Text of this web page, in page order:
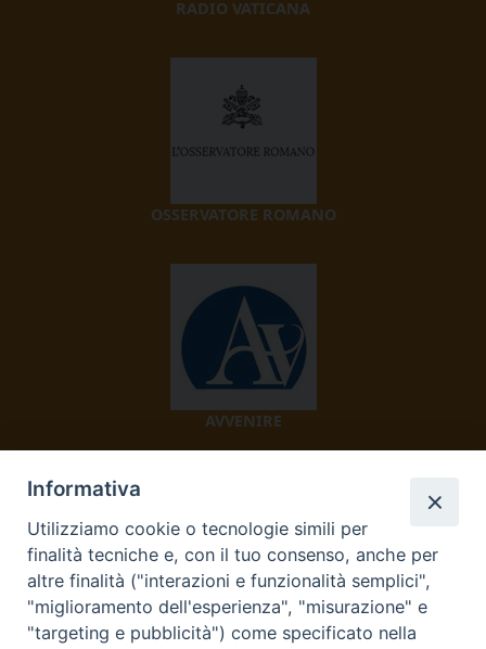
RADIO VATICANA
OSSERVATORE ROMANO
AVVENIRE
TV 2000
Informativa
Utilizziamo cookie o tecnologie simili per
finalità tecniche e, con il tuo consenso, anche per
altre finalità ("interazioni e funzionalità semplici",
"miglioramento dell'esperienza", "misurazione" e
"targeting e pubblicità") come specificato nella